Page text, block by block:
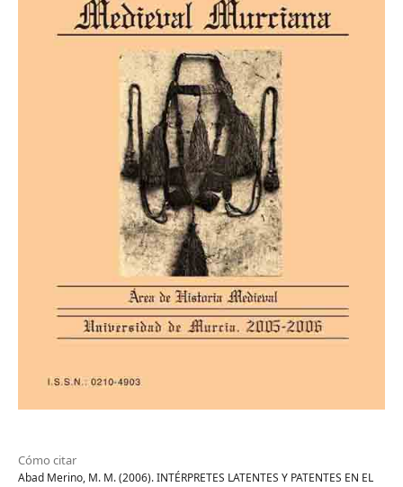
Cómo citar
Abad Merino, M. M. (2006). INTÉRPRETES LATENTES Y PATENTES EN EL